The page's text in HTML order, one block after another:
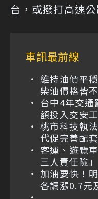
台，或撥打高速
車訊最前線
維持油價平
柴油價格皆
台中4年交
額投入交安
桃市科技執
代促完善配
客運、遊覽
三人責任險
加油要快！
各調漲0.7元